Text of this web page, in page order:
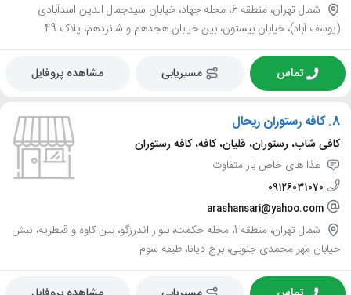
شمال تهران، منطقه 6، محله جهاد، خیابان سیدجمال الدین اسدآبادی
(یوسف آباد)، خیابان بیستون، بین خیابان هجدهم و شانزدهم، پلاک 49
تماس مسیریابی مشاهده پروفایل
8. کافه رستوران ریحال
کافی شاپ، رستوران، قلیان، کافه، کافه رستوران
غذا های خاص بار متفاوت
09126031070
arashansari@yahoo.com
شمال تهران، منطقه 1، محله حکمت، بلوار اندرزگو، بین کاوه و قیطریه، نبش
خیابان مهر محمدی جنوبی، برج دیانا، طبقه سوم